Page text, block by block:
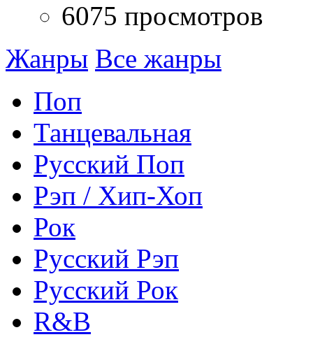
6075 просмотров
Жанры Все жанры
Поп
Танцевальная
Русский Поп
Рэп / Хип-Хоп
Рок
Русский Рэп
Русский Рок
R&B